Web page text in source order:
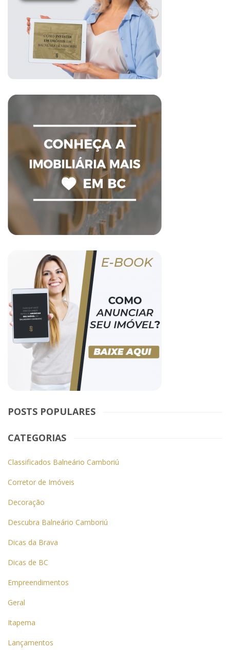
POSTS POPULARES
CATEGORIAS
Classificados Balneário Camboriú
Corretor de Imóveis
Decoração
Descubra Balneário Camboriú
Dicas da Brava
Dicas de BC
Empreendimentos
Geral
Itapema
Lançamentos